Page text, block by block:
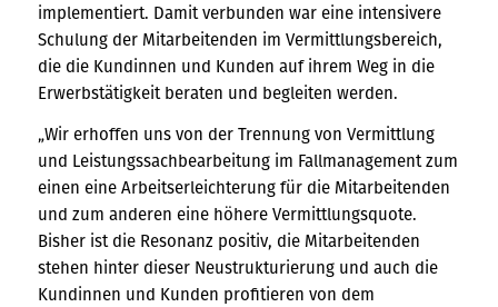
implementiert. Damit verbunden war eine intensivere
Schulung der Mitarbeitenden im Vermittlungsbereich,
die die Kundinnen und Kunden auf ihrem Weg in die
Erwerbstätigkeit beraten und begleiten werden.
„Wir erhoffen uns von der Trennung von Vermittlung
und Leistungssachbearbeitung im Fallmanagement zum
einen eine Arbeitserleichterung für die Mitarbeitenden
und zum anderen eine höhere Vermittlungsquote.
Bisher ist die Resonanz positiv, die Mitarbeitenden
stehen hinter dieser Neustrukturierung und auch die
Kundinnen und Kunden profitieren von dem